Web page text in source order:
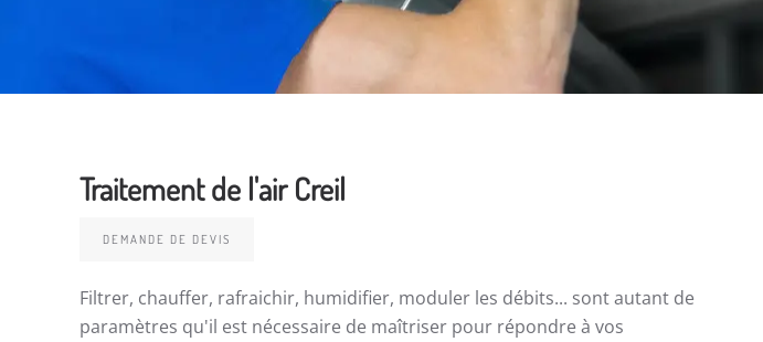
Traitement de l'air Creil
DEMANDE DE DEVIS
Filtrer, chauffer, rafraichir, humidifier, moduler les débits... sont autant de
paramètres qu'il est nécessaire de maîtriser pour répondre à vos